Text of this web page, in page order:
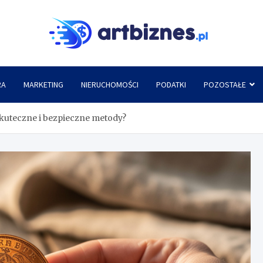
MARKETING NIERUCHOMOŚCI PODATKI POZOSTAŁE
i bezpieczne metody?